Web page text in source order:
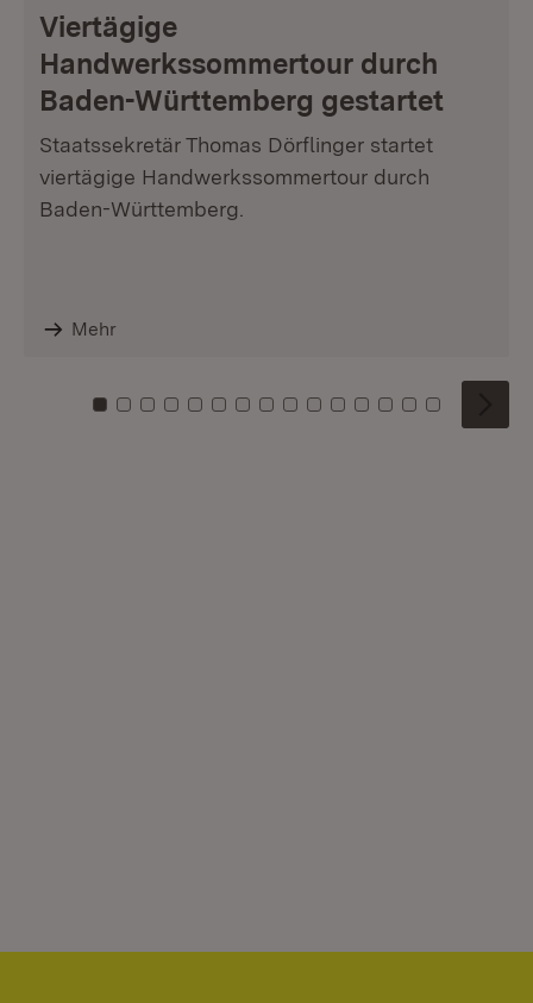
Viertägige
Handwerkssommertour durch
Baden-Württemberg gestartet
Staatssekretär Thomas Dörflinger startet
viertägige Handwerkssommertour durch
Baden-Württemberg.
Mehr
Zu Kachel: 0
Zu Kachel: 1
Zu Kachel: 2
Zu Kachel: 3
Zu Kachel: 4
Zu Kachel: 5
Zu Kachel: 6
Zu Kachel: 7
Zu Kachel: 8
Zu Kachel: 9
Zu Kachel: 10
Zu Kachel: 11
Zu Kachel: 12
Zu Kachel:
Zu